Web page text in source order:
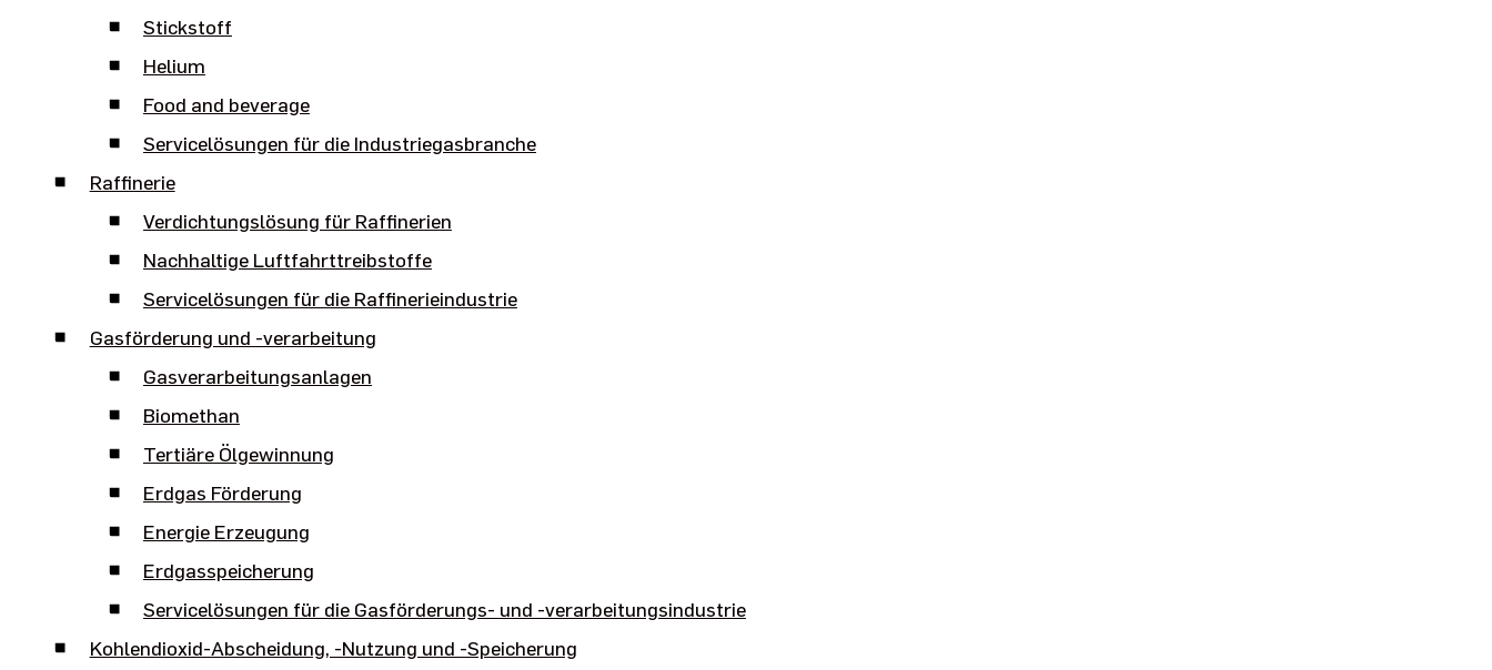
Stickstoff
Helium
Food and beverage
Servicelösungen für die Industriegasbranche
Raffinerie
Verdichtungslösung für Raffinerien
Nachhaltige Luftfahrttreibstoffe
Servicelösungen für die Raffinerieindustrie
Gasförderung und -verarbeitung
Gasverarbeitungsanlagen
Biomethan
Tertiäre Ölgewinnung
Erdgas Förderung
Energie Erzeugung
Erdgasspeicherung
Servicelösungen für die Gasförderungs- und -verarbeitungsindustrie
Kohlendioxid-Abscheidung, -Nutzung und -Speicherung